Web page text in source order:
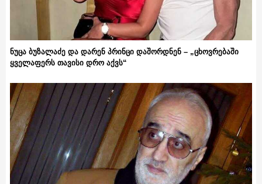
ნუცა ბუზალაძე და დარენ პრინცი დაშორდნენ – „ცხოვრებაში
ყველაფერს თავისი დრო აქვს“